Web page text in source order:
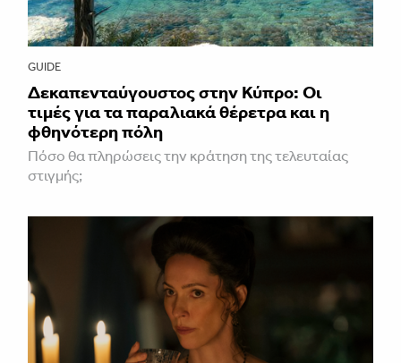
GUIDE
Δεκαπενταύγουστος στην Κύπρο: Οι
τιμές για τα παραλιακά θέρετρα και η
φθηνότερη πόλη
Πόσο θα πληρώσεις την κράτηση της τελευταίας
στιγμής;